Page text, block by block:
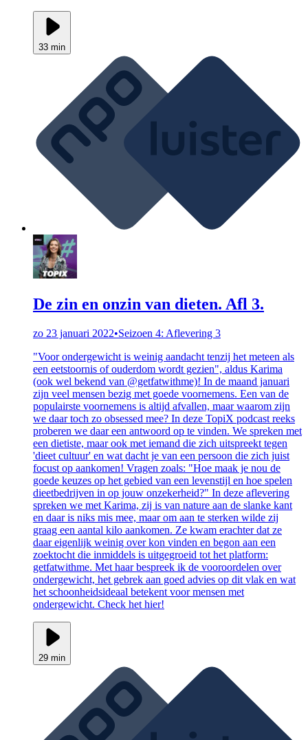
33 min
De zin en onzin van dieten. Afl 3.
zo 23 januari 2022•Seizoen 4: Aflevering 3
"Voor ondergewicht is weinig aandacht tenzij het meteen als
een eetstoornis of ouderdom wordt gezien", aldus Karima
(ook wel bekend van @getfatwithme)! In de maand januari
zijn veel mensen bezig met goede voornemens. Een van de
populairste voornemens is altijd afvallen, maar waarom zijn
we daar toch zo obsessed mee? In deze TopiX podcast reeks
proberen we daar een antwoord op te vinden. We spreken met
een dietiste, maar ook met iemand die zich uitspreekt tegen
'dieet cultuur' en wat dacht je van een persoon die zich juist
focust op aankomen! Vragen zoals: "Hoe maak je nou de
goede keuzes op het gebied van een levenstijl en hoe spelen
dieetbedrijven in op jouw onzekerheid?" In deze aflevering
spreken we met Karima, zij is van nature aan de slanke kant
en daar is niks mis mee, maar om aan te sterken wilde zij
graag een aantal kilo aankomen. Ze kwam erachter dat ze
daar eigenlijk weinig over kon vinden en begon aan een
zoektocht die inmiddels is uitgegroeid tot het platform:
getfatwithme. Met haar bespreek ik de vooroordelen over
ondergewicht, het gebrek aan goed advies op dit vlak en wat
het schoonheidsideaal betekent voor mensen met
ondergewicht. Check het hier!
29 min